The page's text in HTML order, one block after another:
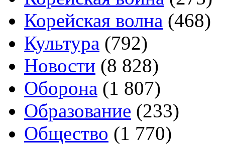
Корейская волна (468)
Культура (792)
Новости (8 828)
Оборона (1 807)
Образование (233)
Общество (1 770)